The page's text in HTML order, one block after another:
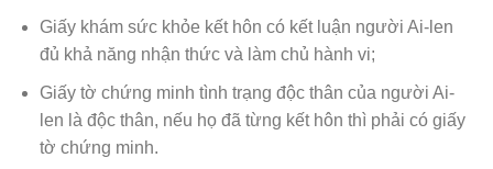
Giấy khám sức khỏe kết hôn có kết luận người Ai-len
đủ khả năng nhận thức và làm chủ hành vi;
Giấy tờ chứng minh tình trạng độc thân của người Ai-
len là độc thân, nếu họ đã từng kết hôn thì phải có giấy
tờ chứng minh.